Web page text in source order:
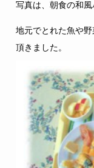
写真は、朝食の和風
地元でとれた魚や
頂きました。